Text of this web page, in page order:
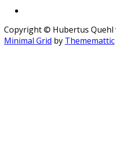
Copyright © Hubertus Quehl
Minimal Grid by Thememattic